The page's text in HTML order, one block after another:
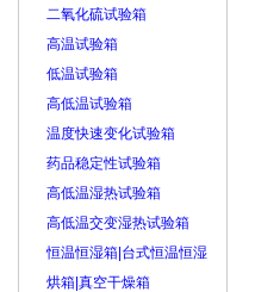
二氧化硫试验箱
高温试验箱
低温试验箱
高低温试验箱
温度快速变化试验箱
药品稳定性试验箱
高低温湿热试验箱
高低温交变湿热试验箱
恒温恒湿箱|台式恒温恒湿
烘箱|真空干燥箱